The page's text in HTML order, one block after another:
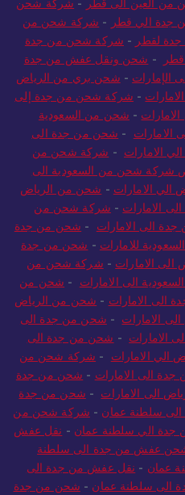
العين الى قطر - شركة شحن
جدة الي قطر - شركة شحن من
لقطر - شركة شحن من جدة
- شحن ونقل عفش من جدة
الإمارات - شحن بري من الرياض
- شركة شحن من جدة إلى
- شحن من السعودية
- شحن من جدة الى
الامارات - شركة شحن من
شركة شحن من السعودية الى
الامارات - شحن من الرياض
الامارات - شركة شحن من
الى الامارات - شحن من جدة
للامارات - شحن من جدة
الامارات - شركة شحن من
الى الامارات - شحن من
الى الامارات - شحن من الرياض
الامارات - شحن من جدة الى
الامارات - شحن من جدة الى
الامارات - شركة شحن من
الى الامارات - شحن من جدة
الى الامارات - شحن من جدة
سلطنة عمان - شركة شحن من
الي سلطنة عمان - نقل عفش
عفش من جدة الى سلطنة
عمان - نقل عفش من جدة الى
الى سلطنة عمان - شحن من جدة